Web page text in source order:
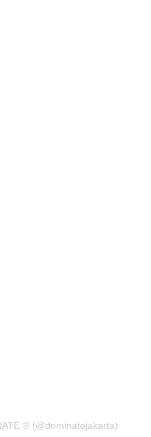
® (@dominatejakarta)